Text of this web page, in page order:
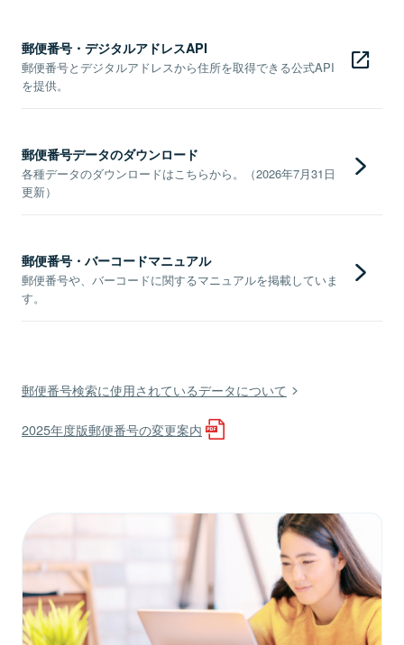
郵便番号・デジタルアドレスAPI
郵便番号とデジタルアドレスから住所を取得できる公式API
を提供。
郵便番号データのダウンロード
各種データのダウンロードはこちらから。（2026年7月31日
更新）
郵便番号・バーコードマニュアル
郵便番号や、バーコードに関するマニュアルを掲載していま
す。
郵便番号検索に使用されているデータについて
2025年度版郵便番号の変更案内